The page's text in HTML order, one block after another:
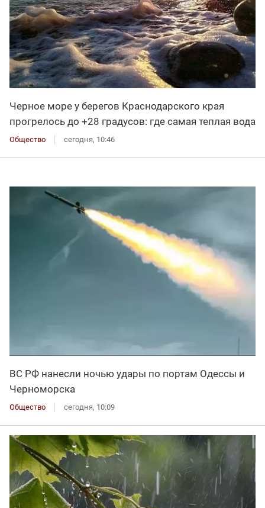
Черное море у берегов Краснодарского края
прогрелось до +28 градусов: где самая теплая вода
Общество сегодня, 10:46
ВС РФ нанесли ночью удары по портам Одессы и
Черноморска
Общество сегодня, 10:09